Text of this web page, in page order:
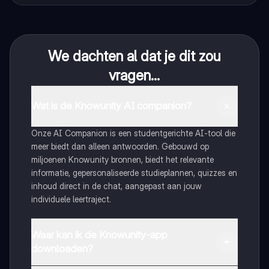
We dachten al dat je dit zou
vragen...
Onze AI Companion is een studentgerichte AI-tool die
meer biedt dan alleen antwoorden. Gebouwd op
miljoenen Knowunity bronnen, biedt het relevante
informatie, gepersonaliseerde studieplannen, quizzes en
inhoud direct in de chat, aangepast aan jouw
individuele leertraject.